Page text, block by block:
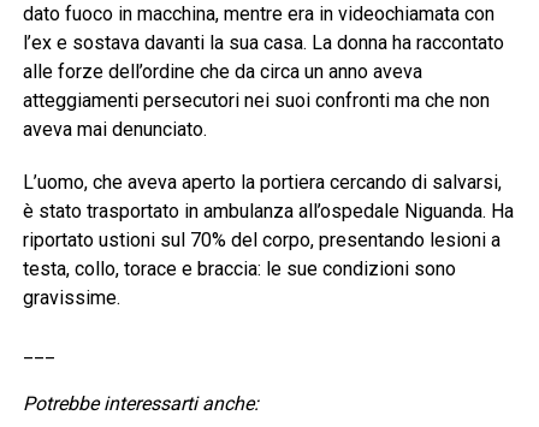
dato fuoco in macchina, mentre era in videochiamata con
l’ex e sostava davanti la sua casa. La donna ha raccontato
alle forze dell’ordine che da circa un anno aveva
atteggiamenti persecutori nei suoi confronti ma che non
aveva mai denunciato.
L’uomo, che aveva aperto la portiera cercando di salvarsi,
è stato trasportato in ambulanza all’ospedale Niguanda. Ha
riportato ustioni sul 70% del corpo, presentando lesioni a
testa, collo, torace e braccia: le sue condizioni sono
gravissime.
Potrebbe interessarti anche: